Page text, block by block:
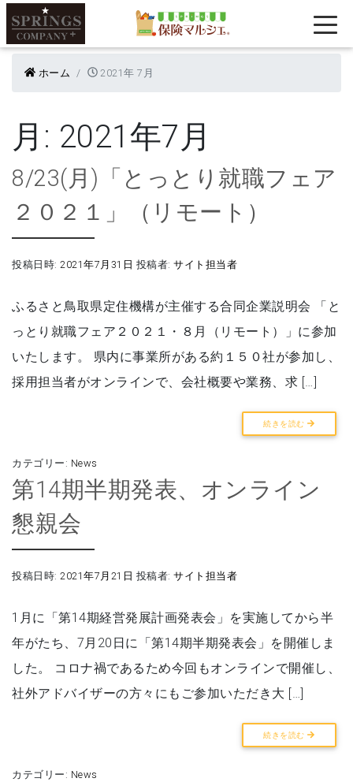
ホーム 2021年 7月
月: 2021年7月
8/23(月)「とっとり就職フェア
２０２１」（リモート）
投稿日時: 2021年7月31日 投稿者: サイト担当者
ふるさと鳥取県定住機構が主催する合同企業説明会 「と
っとり就職フェア２０２１・８月（リモート）」に参加
いたします。 県内に事業所がある約１５０社が参加し、
採用担当者がオンラインで、会社概要や業務、求 […]
続きを読む
カテゴリー: News
第14期半期発表、オンライン
懇親会
投稿日時: 2021年7月21日 投稿者: サイト担当者
1月に「第14期経営発展計画発表会」を実施してから半
年がたち、7月20日に「第14期半期発表会」を開催しま
した。 コロナ禍であるため今回もオンラインで開催し、
社外アドバイザーの方々にもご参加いただき大 […]
続きを読む
カテゴリー: News